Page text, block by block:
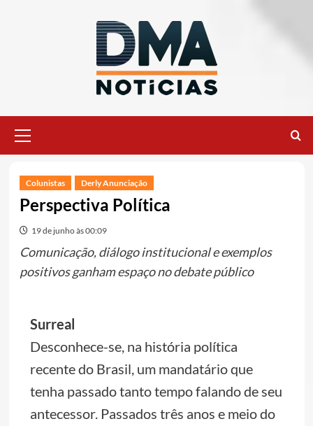
principal
Colunistas Derly Anunciação
Perspectiva Política
19 de junho às 00:09
Comunicação, diálogo institucional e exemplos
positivos ganham espaço no debate público
Surreal
Desconhece-se, na história política
recente do Brasil, um mandatário que
tenha passado tanto tempo falando de seu
antecessor. Passados três anos e meio do